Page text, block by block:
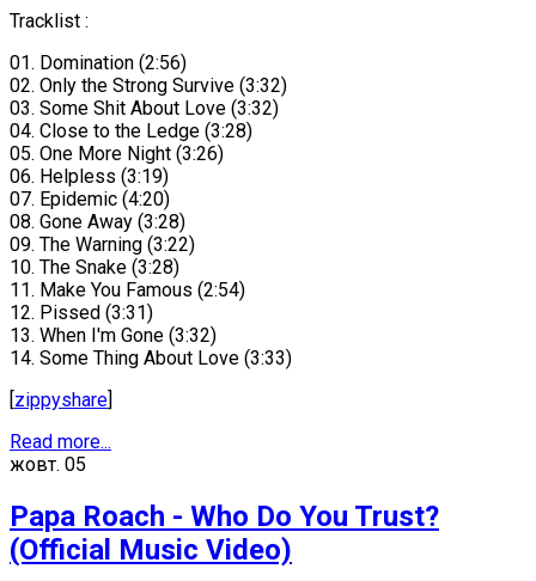
Tracklist :
01. Domination (2:56)
02. Only the Strong Survive (3:32)
03. Some Shit About Love (3:32)
04. Close to the Ledge (3:28)
05. One More Night (3:26)
06. Helpless (3:19)
07. Epidemic (4:20)
08. Gone Away (3:28)
09. The Warning (3:22)
10. The Snake (3:28)
11. Make You Famous (2:54)
12. Pissed (3:31)
13. When I'm Gone (3:32)
14. Some Thing About Love (3:33)
zippyshare
Read more...
жовт. 05
Papa Roach - Who Do You Trust?
(Official Music Video)